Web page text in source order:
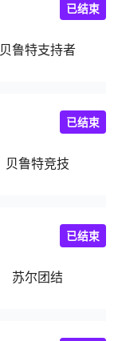
贝鲁特支持者
已结束
贝鲁特竞技
已结束
苏尔团结
已结束